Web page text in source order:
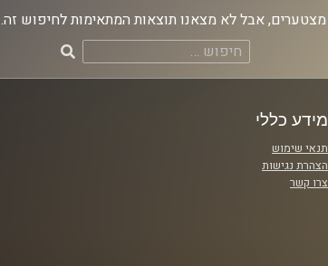
מצטערים, אבל לא מצאנו תוצאות המתאימות לחיפוש זה.
חיפוש:
מידע כללי
תנאי שימוש
הצהרת נגישות
צרו קשר